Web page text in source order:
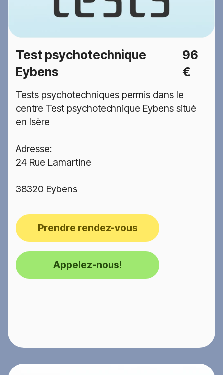
Test psychotechnique
Eybens
96
€
Tests psychotechniques permis dans le
centre Test psychotechnique Eybens situé
en Isère
Adresse:
24 Rue Lamartine
38320 Eybens
Prendre rendez-vous
Appelez-nous!